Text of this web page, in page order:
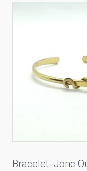
Bracelet. Jonc